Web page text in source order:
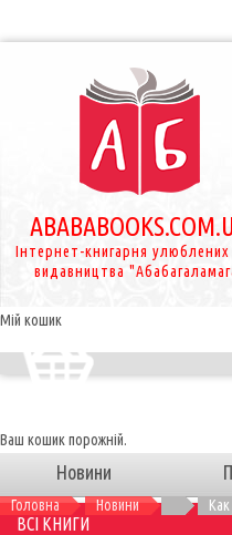
Інтернет-книгарня улюблених
видавництва
Мій кошик
Ваш кошик порожній.
Новини
Головна Новини
ВСІ КНИГИ